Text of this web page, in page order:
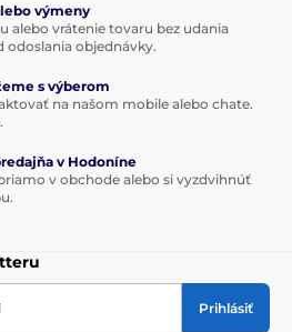
výmeny
alebo vrátenie tovaru bez udania
odoslania objednávky.
s výberom
na našom mobile alebo chate.
v Hodoníne
v obchode alebo si vyzdvihnúť
Prihlásiť